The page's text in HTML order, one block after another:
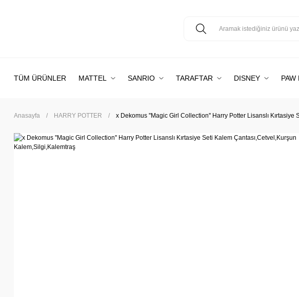
TÜM ÜRÜNLER MATTEL SANRIO TARAFTAR DISNEY PAW
Anasayfa HARRY POTTER x Dekomus ''Magic Girl Collection'' Harry Potter Lisanslı